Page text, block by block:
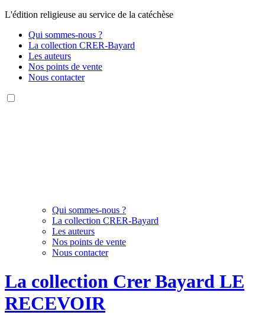
L'édition religieuse au service de la catéchèse
Qui sommes-nous ?
La collection CRER-Bayard
Les auteurs
Nos points de vente
Nous contacter
Qui sommes-nous ?
La collection CRER-Bayard
Les auteurs
Nos points de vente
Nous contacter
La collection Crer Bayard LE
RECEVOIR